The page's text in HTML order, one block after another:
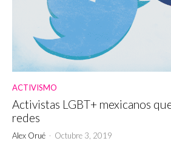
ACTIVISMO
Activistas LGBT+ mexicanos
redes
Alex Orué - Octubre 3, 2019